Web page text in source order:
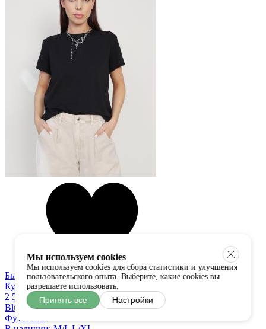
Быстрый просмотр
Купить в один клик
2 550 руб
Bluoltre
Футболка
Мы используем cookies
Мы используем cookies для сбора статистики и улучшения
пользовательского опыта. Выберите, какие cookies вы
разрешаете использовать.
Принять все Настройки